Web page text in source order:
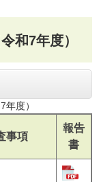
和7年度）
度）
事項
報告
書